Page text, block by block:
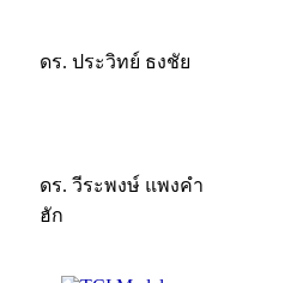
ดร. ประวิทย์ ธงชัย
ดร. วีระพงษ์ แพงคำ
ฮัก